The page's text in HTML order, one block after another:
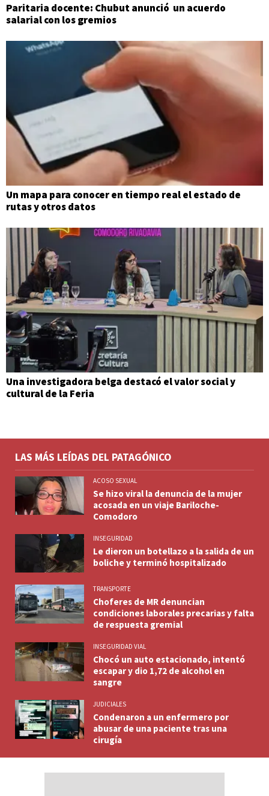
Paritaria docente: Chubut anunció un acuerdo
salarial con los gremios
Un mapa para conocer en tiempo real el estado de
rutas y otros datos
Una investigadora belga destacó el valor social y
cultural de la Feria
LAS MÁS LEÍDAS DEL PATAGÓNICO
ACOSO SEXUAL
Se hizo viral la denuncia de la mujer
acosada en un viaje Bariloche-
Comodoro
INSEGURIDAD
Le dieron un botellazo a la salida de un
boliche y terminó hospitalizado
TRANSPORTE
Choferes de MR denuncian
condiciones laborales precarias y falta
de respuesta gremial
INSEGURIDAD VIAL
Chocó un auto estacionado, intentó
escapar y dio 1,72 de alcohol en
sangre
JUDICIALES
Condenaron a un enfermero por
abusar de una paciente tras una
cirugía